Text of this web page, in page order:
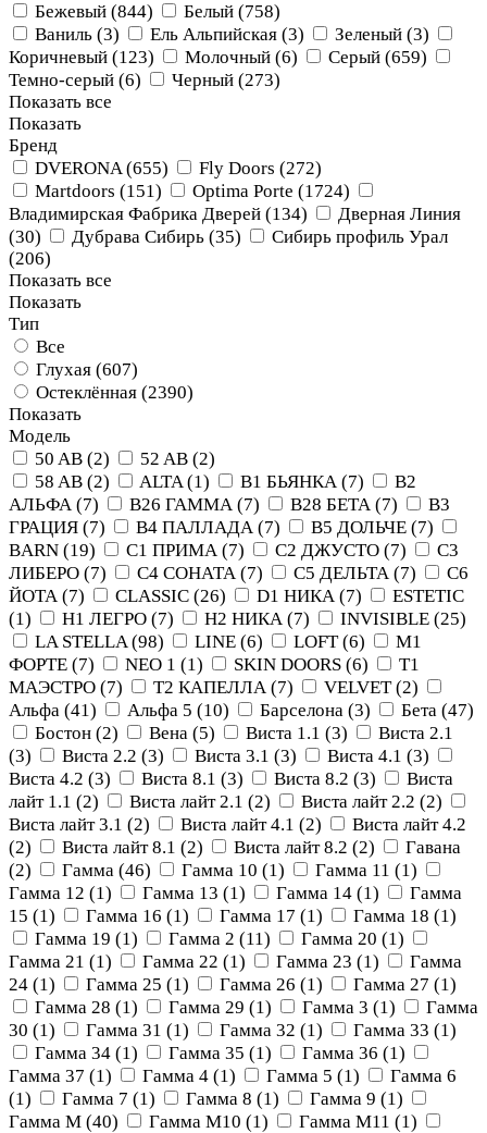
Бежевый (844) Белый (758)
Ваниль (3) Ель Альпийская (3) Зеленый (3)
Коричневый (123) Молочный (6) Серый (659)
Темно-серый (6) Черный (273)
Показать все
Показать
Бренд
DVERONA (655) Fly Doors (272)
Martdoors (151) Optima Porte (1724)
Владимирская Фабрика Дверей (134)
Дверная Линия
(30) Дубрава Сибирь (35)
Сибирь профиль Урал
(206)
Показать все
Показать
Тип
Все
Глухая (607)
Остеклённая (2390)
Показать
Модель
50 AB (2) 52 AB (2)
58 AB (2) ALTA (1) B1 БЬЯНКА (7)
B2
АЛЬФА (7) B26 ГАММА (7) B28 БЕТА (7)
B3
ГРАЦИЯ (7) B4 ПАЛЛАДА (7) B5 ДОЛЬЧЕ (7)
BARN (19) C1 ПРИМА (7) C2 ДЖУСТО (7)
C3
ЛИБЕРО (7) C4 СОНАТА (7) C5 ДЕЛЬТА (7)
C6
ЙОТА (7) CLASSIC (26) D1 НИКА (7)
ESTETIC
(1) H1 ЛЕГРО (7) H2 НИКА (7) INVISIBLE (25)
LA STELLA (98) LINE (6) LOFT (6)
M1
ФОРТЕ (7) NEO 1 (1) SKIN DOORS (6)
T1
МАЭСТРО (7) T2 КАПЕЛЛА (7) VELVET (2)
Альфа (41) Альфа 5 (10) Барселона (3) Бета (47)
Бостон (2) Вена (5) Виста 1.1 (3)
Виста 2.1
(3) Виста 2.2 (3) Виста 3.1 (3) Виста 4.1 (3)
Виста 4.2 (3) Виста 8.1 (3) Виста 8.2 (3)
Виста
лайт 1.1 (2) Виста лайт 2.1 (2) Виста лайт 2.2 (2)
Виста лайт 3.1 (2) Виста лайт 4.1 (2)
Виста лайт 4.2
(2) Виста лайт 8.1 (2) Виста лайт 8.2 (2)
Гавана
(2) Гамма (46) Гамма 10 (1) Гамма 11 (1)
Гамма 12 (1) Гамма 13 (1) Гамма 14 (1)
Гамма
15 (1) Гамма 16 (1) Гамма 17 (1) Гамма 18 (1)
Гамма 19 (1) Гамма 2 (11) Гамма 20 (1)
Гамма 21 (1) Гамма 22 (1) Гамма 23 (1)
Гамма
24 (1) Гамма 25 (1) Гамма 26 (1) Гамма 27 (1)
Гамма 28 (1) Гамма 29 (1) Гамма 3 (1)
Гамма
30 (1) Гамма 31 (1) Гамма 32 (1) Гамма 33 (1)
Гамма 34 (1) Гамма 35 (1) Гамма 36 (1)
Гамма 37 (1) Гамма 4 (1) Гамма 5 (1)
Гамма 6
(1) Гамма 7 (1) Гамма 8 (1) Гамма 9 (1)
Гамма М (40) Гамма М10 (1) Гамма М11 (1)